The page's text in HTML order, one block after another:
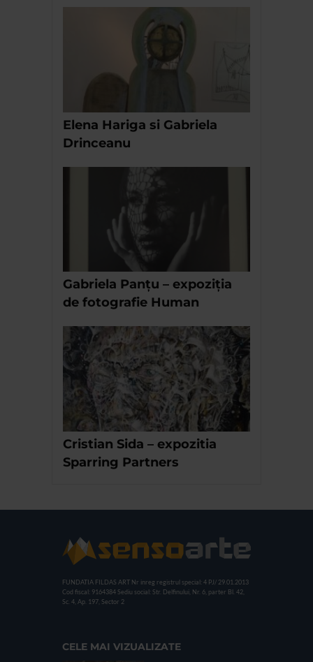
Elena Hariga si Gabriela
Drinceanu
Gabriela Panțu – expoziția
de fotografie Human
Cristian Sida – expozitia
Sparring Partners
FUNDATIA FILDAS ART Nr inreg registrul special: 4 PJ/ 29.01.2013
Cod fiscal: 9164384 Sediu social: Str. Delfinului, Nr. 6, parter Bl. 42,
Sc. 4, Ap. 197, Sector 2
CELE MAI VIZUALIZATE